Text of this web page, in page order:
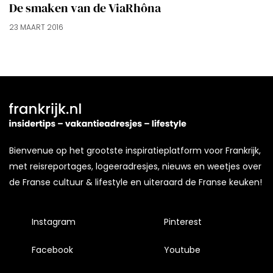
De smaken van de ViaRhôna
23 MAART 2016
Bienvenue op het grootste inspiratieplatform voor Frankrijk,
met reisreportages, logeeradresjes, nieuws en weetjes over
de Franse cultuur & lifestyle en uiteraard de Franse keuken!
Instagram
Facebook
Pinterest
Youtube